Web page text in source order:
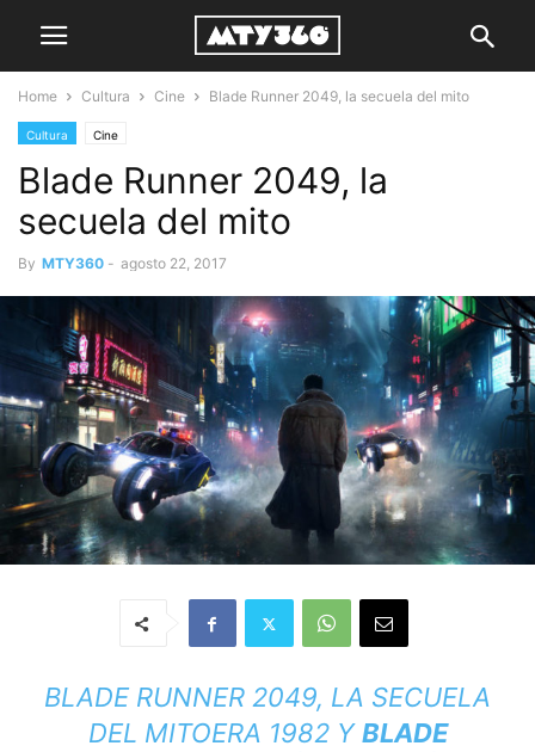
Home Cultura Cine Blade Runner 2049, la secuela del mito
Cultura Cine
Blade Runner 2049, la
secuela del mito
By MTY360 - agosto 22, 2017
BLADE RUNNER 2049, LA SECUELA
DEL MITOERA 1982 YBLADE